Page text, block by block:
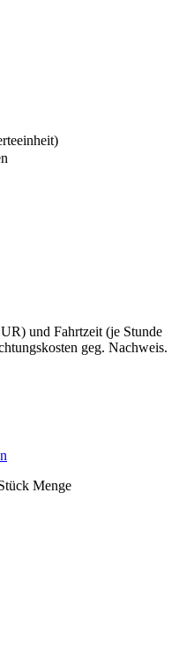
und Fahrtzeit (je Stunde
geg. Nachweis.
Menge